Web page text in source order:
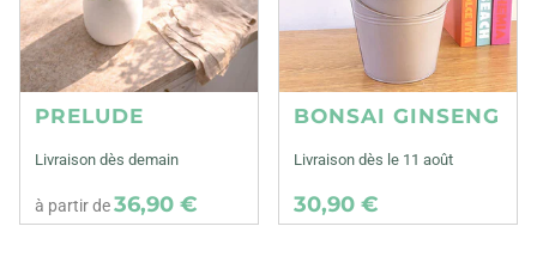
PRELUDE
Livraison dès demain
à partir de36,90 €
BONSAI GINSENG
Livraison dès le 11 août
30,90 €